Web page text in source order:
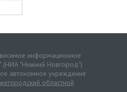
информационное
(НИА "Нижний Новгород")
автономное учреждение
областной